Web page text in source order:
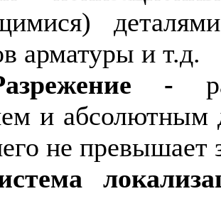
арматуры и т.д.
-
и абсолютным
не превышает